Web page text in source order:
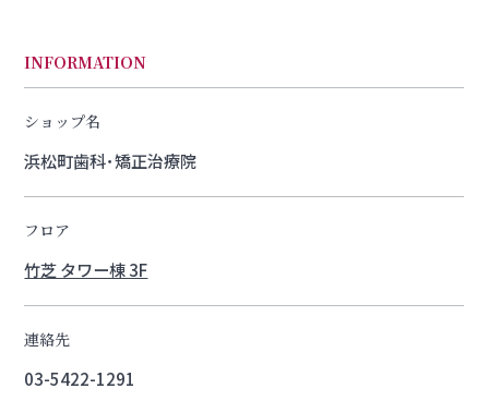
INFORMATION
ショップ名
浜松町歯科･矯正治療院
フロア
竹芝 タワー棟 3F
連絡先
03-5422-1291